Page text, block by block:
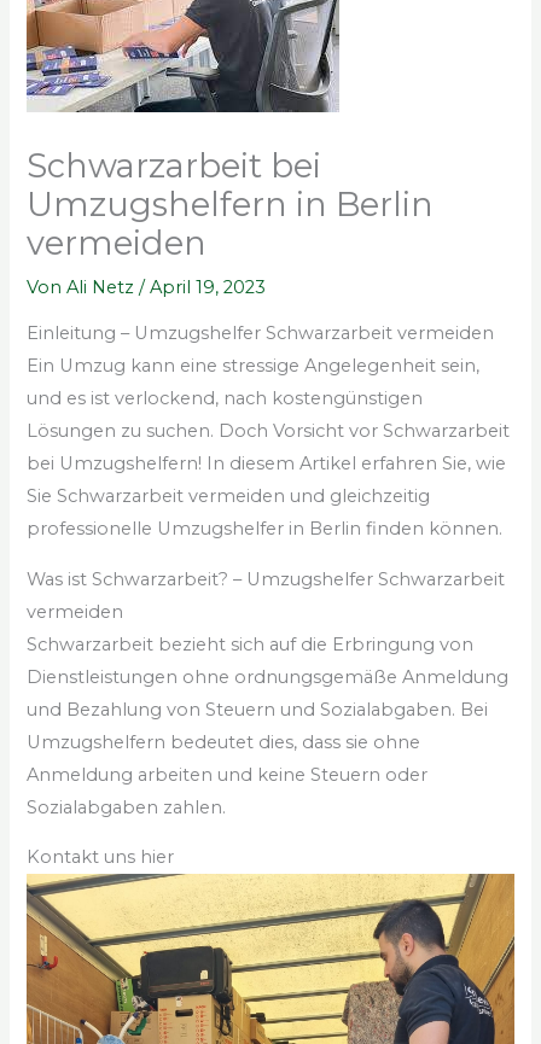
Schwarzarbeit bei
Umzugshelfern in Berlin
vermeiden
VonAli Netz/April 19, 2023
Einleitung – Umzugshelfer Schwarzarbeit vermeiden
Ein Umzug kann eine stressige Angelegenheit sein,
und es ist verlockend, nach kostengünstigen
Lösungen zu suchen. Doch Vorsicht vor Schwarzarbeit
bei Umzugshelfern! In diesem Artikel erfahren Sie, wie
Sie Schwarzarbeit vermeiden und gleichzeitig
professionelle Umzugshelfer in Berlin finden können.
Was ist Schwarzarbeit? – Umzugshelfer Schwarzarbeit
vermeiden
Schwarzarbeit bezieht sich auf die Erbringung von
Dienstleistungen ohne ordnungsgemäße Anmeldung
und Bezahlung von Steuern und Sozialabgaben. Bei
Umzugshelfern bedeutet dies, dass sie ohne
Anmeldung arbeiten und keine Steuern oder
Sozialabgaben zahlen.
Kontakt uns hier